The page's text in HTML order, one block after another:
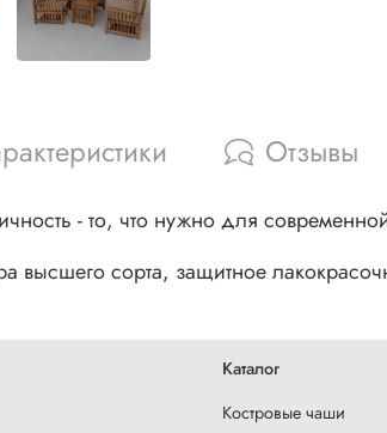
Отзывы
- то, что нужно для
высшего сорта, защитное
Каталог
Костровые чаши